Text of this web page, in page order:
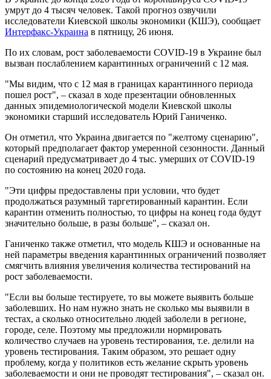
умрут до 4 тысяч человек. Такой прогноз озвучили
исследователи Киевской школы экономики (КШЭ), сообщает
Интерфакс-Украина в пятницу, 26 июня.
По их словам, рост заболеваемости COVID-19 в Украине был
вызван послаблением карантинных ограничений с 12 мая.
"Мы видим, что с 12 мая в границах карантинного периода
пошел рост", – сказал в ходе презентации обновленных
данных эпидемиологической модели Киевской школы
экономики старший исследователь Юрий Ганиченко.
Он отметил, что Украина двигается по "желтому сценарию",
который предполагает фактор умеренной сезонности. Данный
сценарий предусматривает до 4 тыс. умерших от COVID-19
по состоянию на конец 2020 года.
"Эти цифры предоставлены при условии, что будет
продолжаться разумный таргетированный карантин. Если
карантин отменить полностью, то цифры на конец года будут
значительно больше, в разы больше", – сказал он.
Ганиченко также отметил, что модель КШЭ и основанные на
ней параметры введения карантинных ограничений позволяет
смягчить влияния увеличения количества тестирований на
рост заболеваемости.
"Если вы больше тестируете, то вы можете выявить больше
заболевших. Но нам нужно знать не сколько мы выявили в
тестах, а сколько относительно людей заболели в регионе,
городе, селе. Поэтому мы предложили нормировать
количество случаев на уровень тестирования, т.е. делили на
уровень тестирования. Таким образом, это решает одну
проблему, когда у политиков есть желание скрыть уровень
заболеваемости и они не проводят тестирования", – сказал он.